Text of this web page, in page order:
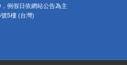
例假日依網站公告為主
5樓 (台灣)